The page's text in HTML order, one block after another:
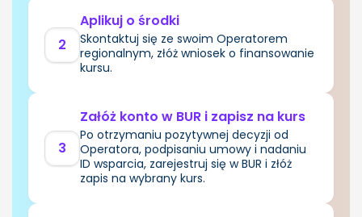
2
Aplikuj o środki
Skontaktuj się ze swoim Operatorem
regionalnym, złóż wniosek o finansowanie
kursu.
3
Załóż konto w BUR i zapisz na kurs
Po otrzymaniu pozytywnej decyzji od
Operatora, podpisaniu umowy i nadaniu
ID wsparcia, zarejestruj się w BUR i złóż
zapis na wybrany kurs.